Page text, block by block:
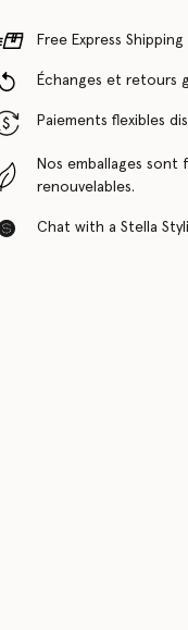
Free Express
Échanges et retours
Paiements flexibles
Nos emballages sont
renouvelables.
Chat with a Stella